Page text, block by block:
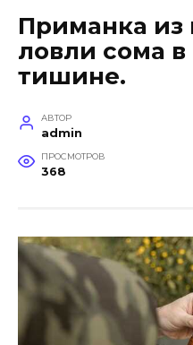
Приманка из
ловли сома
тишине.
АВТОР
admin
ПРОСМОТРОВ
368